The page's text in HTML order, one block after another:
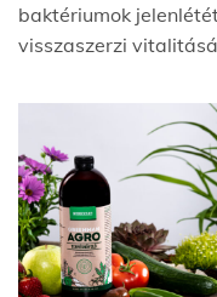
baktériumok
visszaszerzi